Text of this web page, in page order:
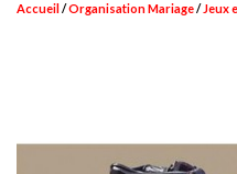
Accueil Organisation Mariage Jeux